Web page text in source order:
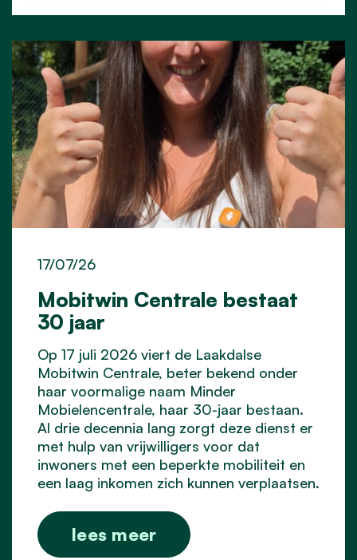
Mobitwin Centrale bestaat
30 jaar
17/07/26
Op 17 juli 2026 viert de Laakdalse
Mobitwin Centrale, beter bekend onder
haar voormalige naam Minder
Mobielencentrale, haar 30-jaar bestaan.
Al drie decennia lang zorgt deze dienst er
met hulp van vrijwilligers voor dat
inwoners met een beperkte mobiliteit en
een laag inkomen zich kunnen verplaatsen.
lees meer